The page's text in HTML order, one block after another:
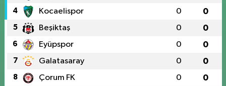
4 Kocaelispor 0 0
5 Beşiktaş 0 0
6 Eyüpspor 0 0
7 Galatasaray 0 0
8 Çorum FK 0 0